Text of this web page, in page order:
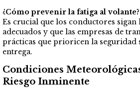
¿Cómo prevenir la fatiga al volante?
Es crucial que los conductores sigan
adecuados y que las empresas de
prácticas que prioricen la seguridad
entrega.
Condiciones
Riesgo Inminente